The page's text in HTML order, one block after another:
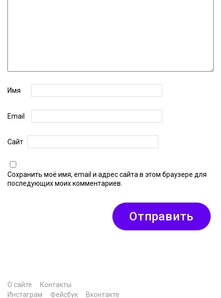
Имя
Email
Сайт
Сохранить моё имя, email и адрес сайта в этом браузере для
последующих моих комментариев.
О сайте
Контакты
Инстаграм
Фейсбук Вконтакте